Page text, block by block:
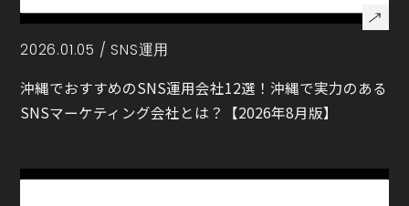
2026.01.05 / SNS運用
沖縄でおすすめのSNS運用会社12選！沖縄で実力のある
SNSマーケティング会社とは？【2026年8月版】